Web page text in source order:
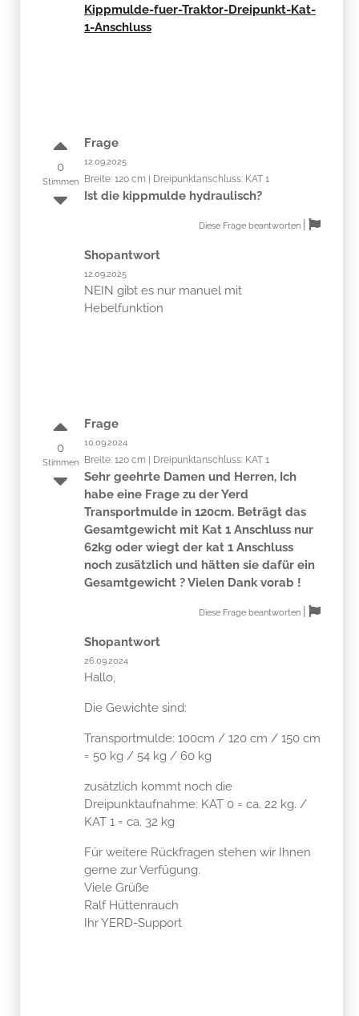
Kippmulde-fuer-Traktor-Dreipunkt-Kat-
1-Anschluss
0
Stimmen
Frage
12.09.2025
Breite: 120 cm | Dreipunktanschluss: KAT 1
Ist die kippmulde hydraulisch?
Diese Frage beantworten
Shopantwort
12.09.2025
NEIN gibt es nur manuel mit
Hebelfunktion
0
Stimmen
Frage
10.09.2024
Breite: 120 cm | Dreipunktanschluss: KAT 1
Sehr geehrte Damen und Herren, Ich
habe eine Frage zu der Yerd
Transportmulde in 120cm. Beträgt das
Gesamtgewicht mit Kat 1 Anschluss nur
62kg oder wiegt der kat 1 Anschluss
noch zusätzlich und hätten sie dafür ein
Gesamtgewicht ? Vielen Dank vorab !
Diese Frage beantworten
Shopantwort
26.09.2024
Hallo,
Die Gewichte sind:
Transportmulde: 100cm / 120 cm / 150 cm
= 50 kg / 54 kg / 60 kg
zusätzlich kommt noch die
Dreipunktaufnahme: KAT 0 = ca. 22 kg. /
KAT 1 = ca. 32 kg
Für weitere Rückfragen stehen wir Ihnen
gerne zur Verfügung.
Viele Grüße
Ralf Hüttenrauch
Ihr YERD-Support